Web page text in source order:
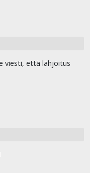
viesti, että lahjoitus